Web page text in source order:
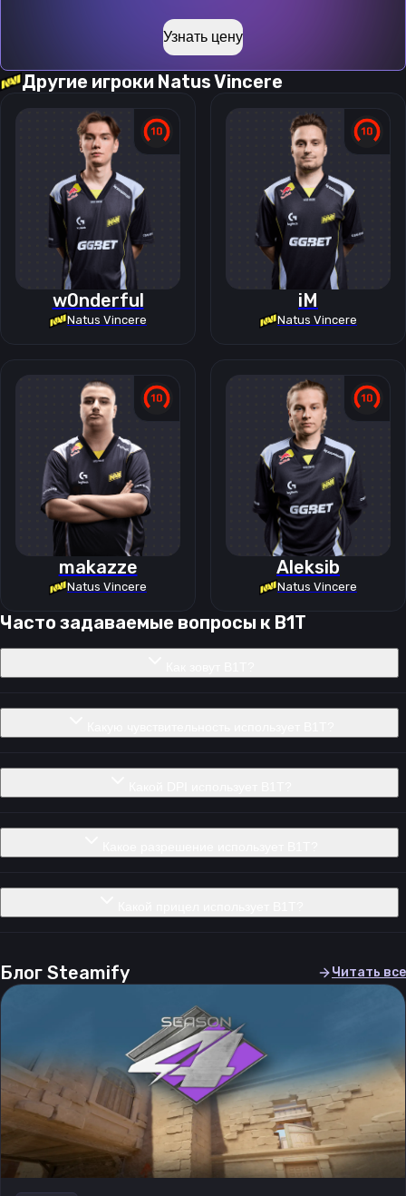
Узнать цену
Другие игроки Natus Vincere
w0nderful
Natus Vincere
iM
Natus Vincere
makazze
Natus Vincere
Aleksib
Natus Vincere
Часто задаваемые вопросы к B1T
Блог Steamify Читать все